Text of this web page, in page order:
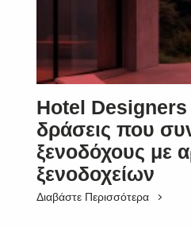
Hotel
δράσεις που
ξενοδόχους με
ξενοδοχείων
Διαβάστε Περισσότερα